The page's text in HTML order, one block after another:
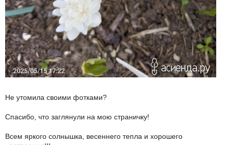
Не утомила своими фотками?
Спасибо, что заглянули на мою страничку!
Всем яркого солнышка, весеннего тепла и хорошего